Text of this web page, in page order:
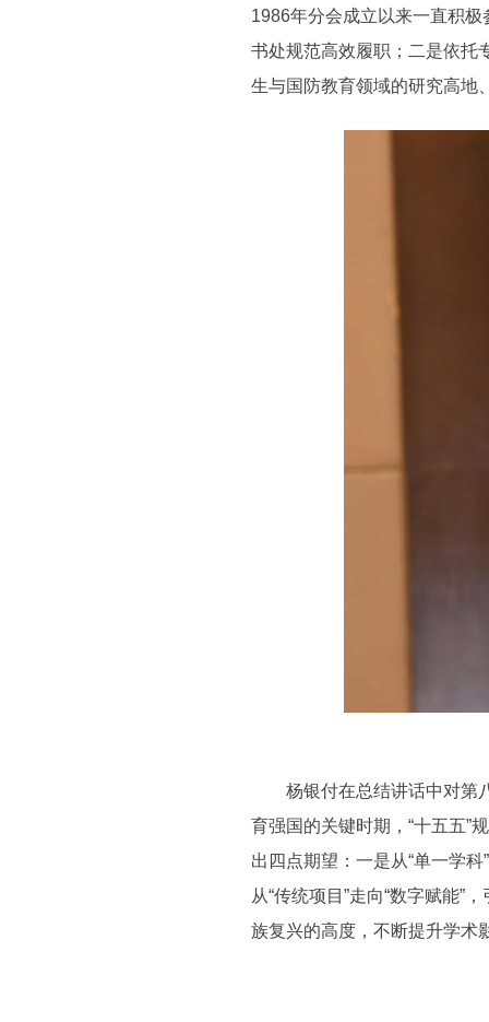
1986年分会成立以来一直积
书处规范高效履职；二是依托
生与国防教育领域的研究高地
杨银付在总结讲话中对第八
育强国的关键时期，“十五五”
出四点期望：一是从“单一学
从“传统项目”走向“数字赋能”
族复兴的高度，不断提升学术